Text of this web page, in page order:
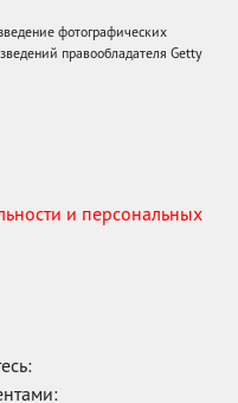
фотографических
правообладателя Getty
и персональных